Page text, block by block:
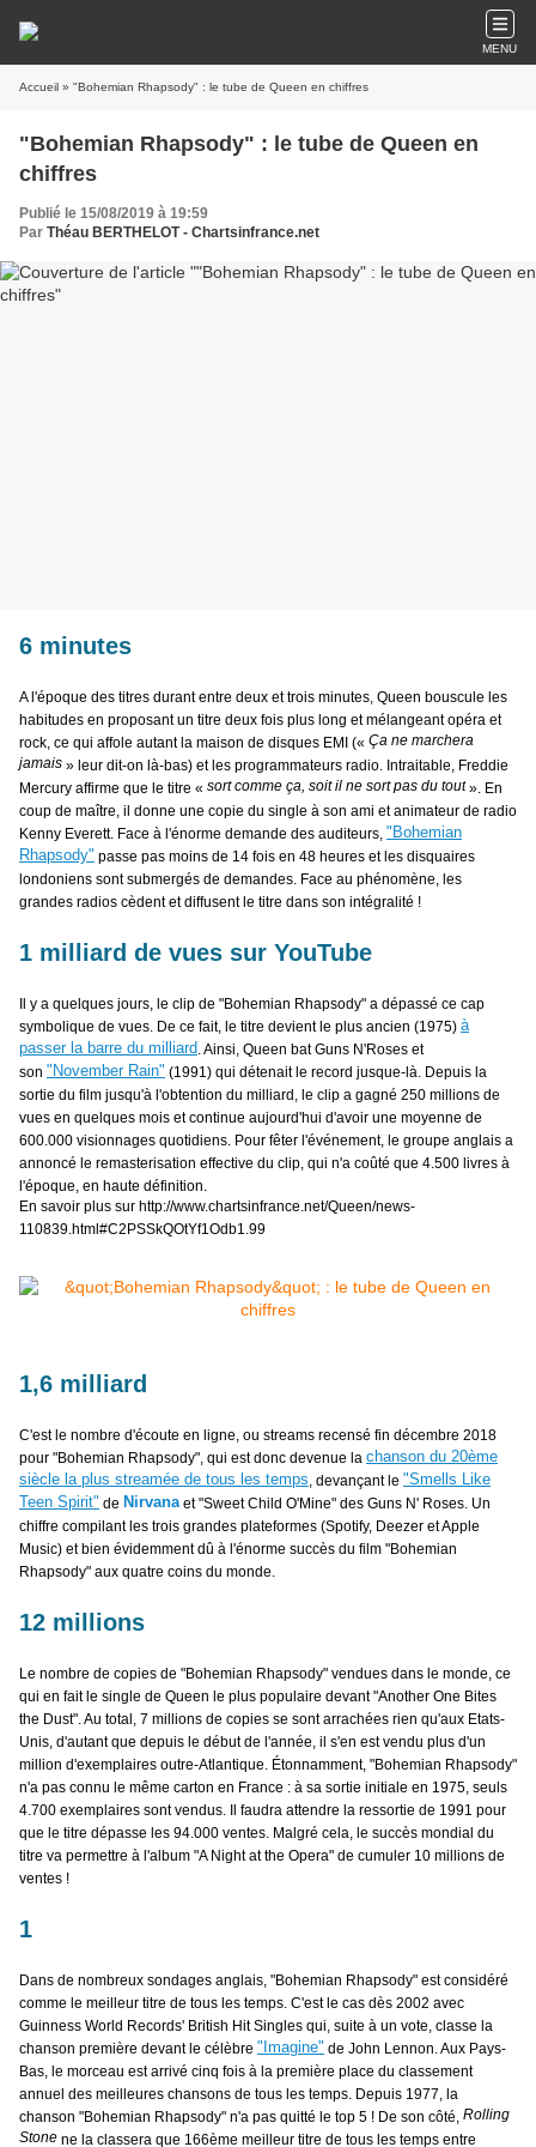
MENU
Accueil » "Bohemian Rhapsody" : le tube de Queen en chiffres
"Bohemian Rhapsody" : le tube de Queen en
chiffres
Publié le 15/08/2019 à 19:59
Par Théau BERTHELOT - Chartsinfrance.net
6 minutes
A l'époque des titres durant entre deux et trois minutes, Queen bouscule les
habitudes en proposant un titre deux fois plus long et mélangeant opéra et
rock, ce qui affole autant la maison de disques EMI (« Ça ne marchera
jamais » leur dit-on là-bas) et les programmateurs radio. Intraitable, Freddie
Mercury affirme que le titre « sort comme ça, soit il ne sort pas du tout ». En
coup de maître, il donne une copie du single à son ami et animateur de radio
Kenny Everett. Face à l'énorme demande des auditeurs, "Bohemian
Rhapsody" passe pas moins de 14 fois en 48 heures et les disquaires
londoniens sont submergés de demandes. Face au phénomène, les
grandes radios cèdent et diffusent le titre dans son intégralité !
1 milliard de vues sur YouTube
Il y a quelques jours, le clip de "Bohemian Rhapsody" a dépassé ce cap
symbolique de vues. De ce fait, le titre devient le plus ancien (1975) à
passer la barre du milliard. Ainsi, Queen bat Guns N'Roses et
son "November Rain" (1991) qui détenait le record jusque-là. Depuis la
sortie du film jusqu'à l'obtention du milliard, le clip a gagné 250 millions de
vues en quelques mois et continue aujourd'hui d'avoir une moyenne de
600.000 visionnages quotidiens. Pour fêter l'événement, le groupe anglais a
annoncé le remasterisation effective du clip, qui n'a coûté que 4.500 livres à
l'époque, en haute définition.
En savoir plus sur http://www.chartsinfrance.net/Queen/news-
110839.html#C2PSSkQOtYf1Odb1.99
1,6 milliard
C'est le nombre d'écoute en ligne, ou streams recensé fin décembre 2018
pour "Bohemian Rhapsody", qui est donc devenue la chanson du 20ème
siècle la plus streamée de tous les temps, devançant le "Smells Like
Teen Spirit" de Nirvana et "Sweet Child O'Mine" des Guns N' Roses. Un
chiffre compilant les trois grandes plateformes (Spotify, Deezer et Apple
Music) et bien évidemment dû à l'énorme succès du film "Bohemian
Rhapsody" aux quatre coins du monde.
12 millions
Le nombre de copies de "Bohemian Rhapsody" vendues dans le monde, ce
qui en fait le single de Queen le plus populaire devant "Another One Bites
the Dust". Au total, 7 millions de copies se sont arrachées rien qu'aux Etats-
Unis, d'autant que depuis le début de l'année, il s'en est vendu plus d'un
million d'exemplaires outre-Atlantique. Étonnamment, "Bohemian Rhapsody"
n'a pas connu le même carton en France : à sa sortie initiale en 1975, seuls
4.700 exemplaires sont vendus. Il faudra attendre la ressortie de 1991 pour
que le titre dépasse les 94.000 ventes. Malgré cela, le succès mondial du
titre va permettre à l'album "A Night at the Opera" de cumuler 10 millions de
ventes !
1
Dans de nombreux sondages anglais, "Bohemian Rhapsody" est considéré
comme le meilleur titre de tous les temps. C'est le cas dès 2002 avec
Guinness World Records' British Hit Singles qui, suite à un vote, classe la
chanson première devant le célèbre "Imagine" de John Lennon. Aux Pays-
Bas, le morceau est arrivé cinq fois à la première place du classement
annuel des meilleures chansons de tous les temps. Depuis 1977, la
chanson "Bohemian Rhapsody" n'a pas quitté le top 5 ! De son côté, Rolling
Stone ne la classera que 166ème meilleur titre de tous les temps entre